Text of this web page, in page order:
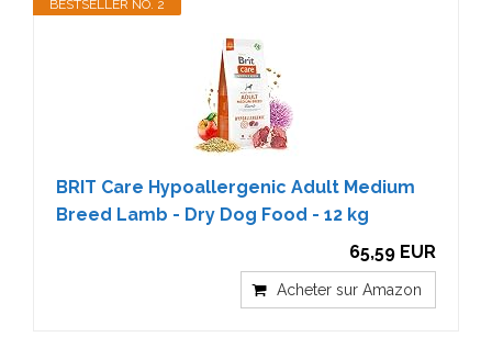
BESTSELLER NO. 2
BRIT Care Hypoallergenic Adult Medium
Breed Lamb - Dry Dog Food - 12 kg
65,59 EUR
Acheter sur Amazon